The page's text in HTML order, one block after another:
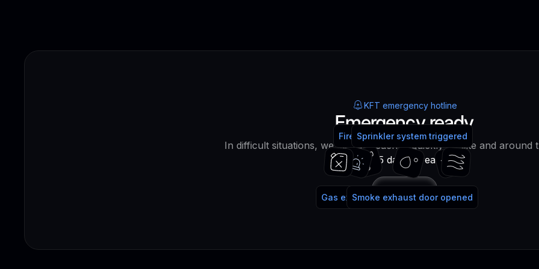
KFT emergency hotline
Emergency ready
In difficult situations, we can be reached quickly on site and around
365 days a year!
Call
Fire extinguisher used
Fire alarm system triggered
Gas extinguishing system triggered
water!
Sprinkler system triggered
Smoke exhaust door opened